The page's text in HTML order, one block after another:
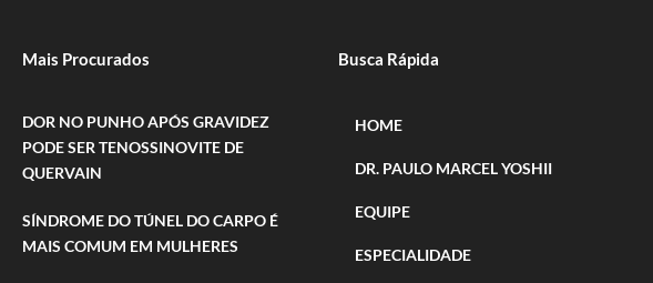
Mais Procurados
DOR NO PUNHO APÓS GRAVIDEZ
PODE SER TENOSSINOVITE DE
QUERVAIN
SÍNDROME DO TÚNEL DO CARPO É
MAIS COMUM EM MULHERES
Busca Rápida
HOME
DR. PAULO MARCEL YOSHII
EQUIPE
ESPECIALIDADE